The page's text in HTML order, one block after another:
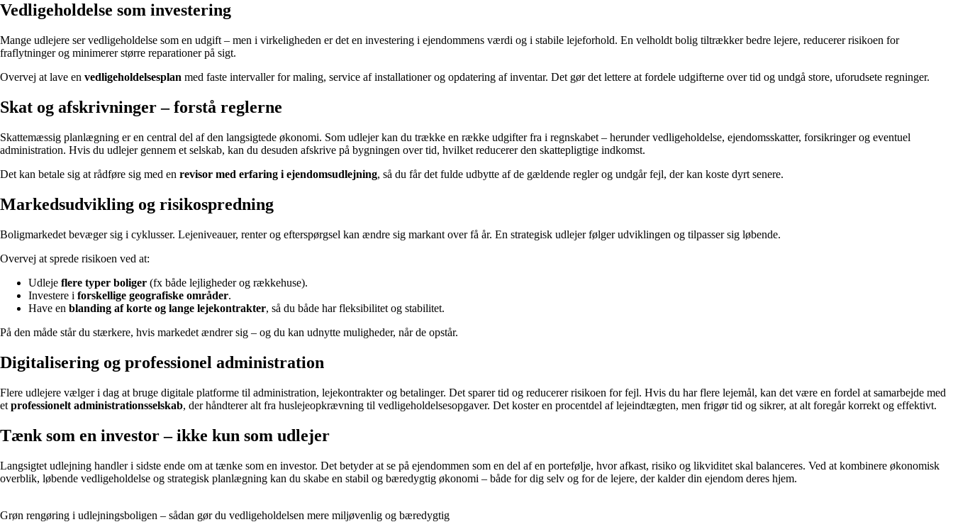
Vedligeholdelse som investering
Mange udlejere ser vedligeholdelse som en udgift – men i virkeligheden er det en investering i ejendommens værdi og i stabile lejeforhold. En velholdt bolig tiltrækker bedre lejere, reducerer risikoen for
fraflytninger og minimerer større reparationer på sigt.
Overvej at lave en vedligeholdelsesplan med faste intervaller for maling, service af installationer og opdatering af inventar. Det gør det lettere at fordele udgifterne over tid og undgå store, uforudsete regninger.
Skat og afskrivninger – forstå reglerne
Skattemæssig planlægning er en central del af den langsigtede økonomi. Som udlejer kan du trække en række udgifter fra i regnskabet – herunder vedligeholdelse, ejendomsskatter, forsikringer og eventuel
administration. Hvis du udlejer gennem et selskab, kan du desuden afskrive på bygningen over tid, hvilket reducerer den skattepligtige indkomst.
Det kan betale sig at rådføre sig med en revisor med erfaring i ejendomsudlejning, så du får det fulde udbytte af de gældende regler og undgår fejl, der kan koste dyrt senere.
Markedsudvikling og risikospredning
Boligmarkedet bevæger sig i cyklusser. Lejeniveauer, renter og efterspørgsel kan ændre sig markant over få år. En strategisk udlejer følger udviklingen og tilpasser sig løbende.
Overvej at sprede risikoen ved at:
Udleje flere typer boliger (fx både lejligheder og rækkehuse).
Investere i forskellige geografiske områder.
Have en blanding af korte og lange lejekontrakter, så du både har fleksibilitet og stabilitet.
På den måde står du stærkere, hvis markedet ændrer sig – og du kan udnytte muligheder, når de opstår.
Digitalisering og professionel administration
Flere udlejere vælger i dag at bruge digitale platforme til administration, lejekontrakter og betalinger. Det sparer tid og reducerer risikoen for fejl. Hvis du har flere lejemål, kan det være en fordel at samarbejde med
et professionelt administrationsselskab, der håndterer alt fra huslejeopkrævning til vedligeholdelsesopgaver. Det koster en procentdel af lejeindtægten, men frigør tid og sikrer, at alt foregår korrekt og effektivt.
Tænk som en investor – ikke kun som udlejer
Langsigtet udlejning handler i sidste ende om at tænke som en investor. Det betyder at se på ejendommen som en del af en portefølje, hvor afkast, risiko og likviditet skal balanceres. Ved at kombinere økonomisk
overblik, løbende vedligeholdelse og strategisk planlægning kan du skabe en stabil og bæredygtig økonomi – både for dig selv og for de lejere, der kalder din ejendom deres hjem.
Grøn rengøring i udlejningsboligen – sådan gør du vedligeholdelsen mere miljøvenlig og bæredygtig